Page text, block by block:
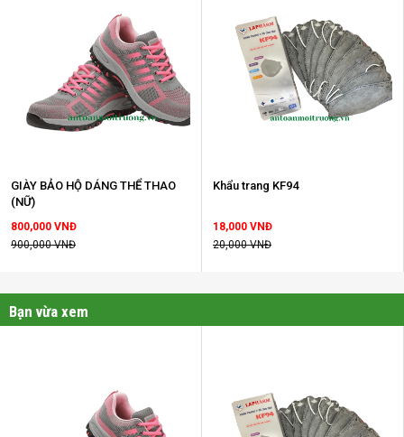
GIÀY BẢO HỘ DÁNG THỂ THAO
(NỮ)
800,000 VNĐ
900,000 VNĐ
Khẩu trang KF94
18,000 VNĐ
20,000 VNĐ
Bạn vừa xem